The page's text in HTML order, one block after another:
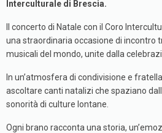
Interculturale di Brescia.
Il concerto di Natale con il Coro
una straordinaria occasione di incontro
musicali del mondo, unite dalla
In un’atmosfera di condivisione e
ascoltare canti natalizi che spaziano
sonorità di culture lontane.
Ogni brano racconta una storia,